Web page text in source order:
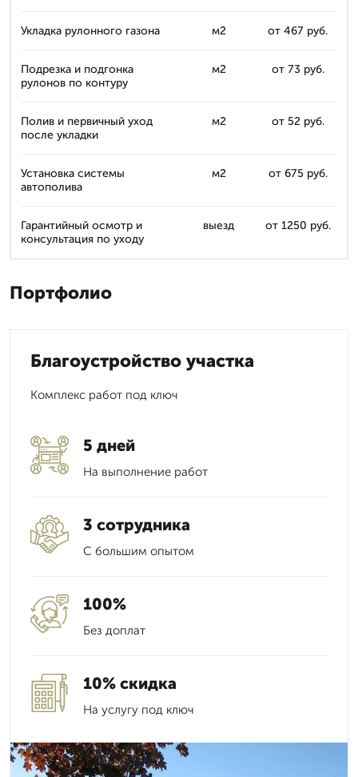
Укладка рулонного газона м2 от 467 руб.
Подрезка и подгонка
рулонов по контуру
м2 от 73 руб.
Полив и первичный уход
после укладки
м2 от 52 руб.
Установка системы
автополива
м2 от 675 руб.
Гарантийный осмотр и
консультация по уходу
выезд от 1250 руб.
Портфолио
Благоустройство участка
Комплекс работ под ключ
5 дней
На выполнение работ
3 сотрудника
С большим опытом
100%
Без доплат
10% скидка
На услугу под ключ